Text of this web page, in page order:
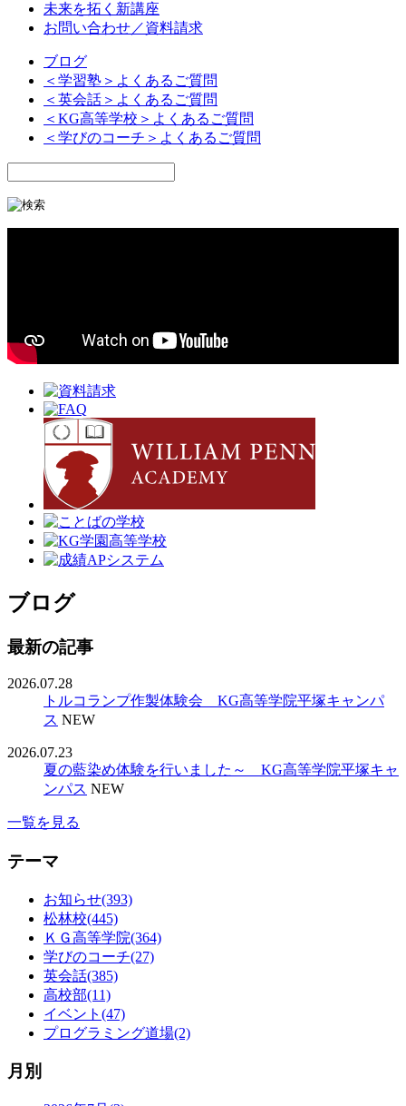
未来を拓く新講座
お問い合わせ／資料請求
ブログ
＜学習塾＞よくあるご質問
＜英会話＞よくあるご質問
＜KG高等学校＞よくあるご質問
＜学びのコーチ＞よくあるご質問
ブログ
最新の記事
2026.07.28
トルコランプ作製体験会 KG高等学院平塚キャンパ
ス NEW
2026.07.23
夏の藍染め体験を行いました～ KG高等学院平塚キャ
ンパス NEW
一覧を見る
テーマ
お知らせ(393)
松林校(445)
ＫＧ高等学院(364)
学びのコーチ(27)
英会話(385)
高校部(11)
イベント(47)
プログラミング道場(2)
月別